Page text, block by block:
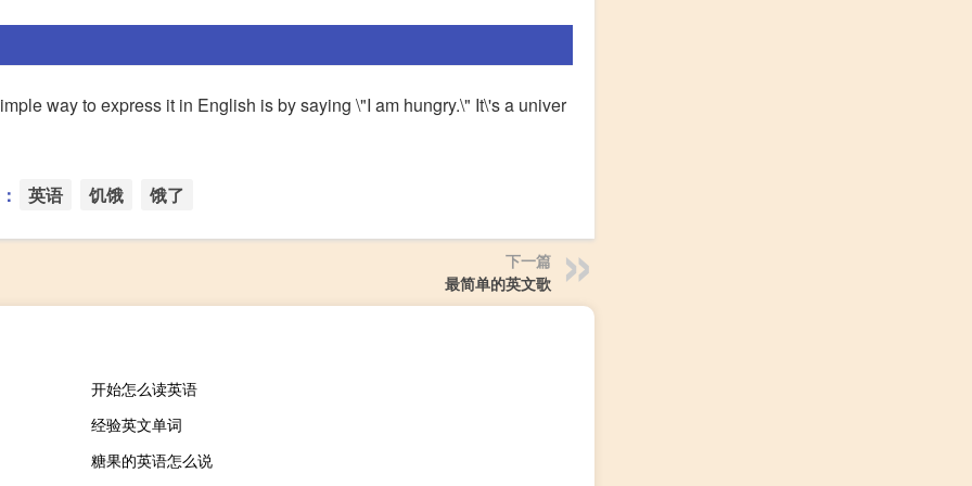
way to express it in English is by saying \"I am hungry.\" It\'s a univer
英语 饥饿 饿了
下一篇
最简单的英文歌
开始怎么读英语
经验英文单词
糖果的英语怎么说